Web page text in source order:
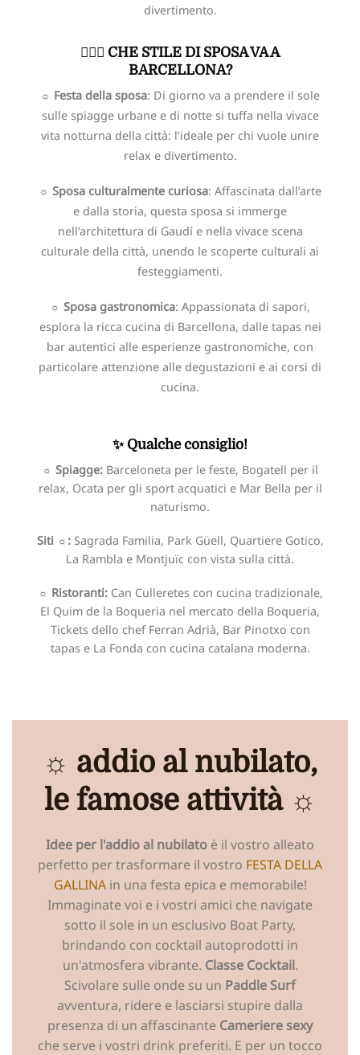
divertimento.
👰🏻‍♀️ CHE STILE DI SPOSA VA A
BARCELLONA?
☼ Festa della sposa: Di giorno va a prendere il sole
sulle spiagge urbane e di notte si tuffa nella vivace
vita notturna della città: l’ideale per chi vuole unire
relax e divertimento.
☼ Sposa culturalmente curiosa: Affascinata dall’arte
e dalla storia, questa sposa si immerge
nell’architettura di Gaudí e nella vivace scena
culturale della città, unendo le scoperte culturali ai
festeggiamenti.
☼ Sposa gastronomica: Appassionata di sapori,
esplora la ricca cucina di Barcellona, dalle tapas nei
bar autentici alle esperienze gastronomiche, con
particolare attenzione alle degustazioni e ai corsi di
cucina.
✨ Qualche consiglio!
☼ Spiagge: Barceloneta per le feste, Bogatell per il
relax, Ocata per gli sport acquatici e Mar Bella per il
naturismo.
Siti ☼:Sagrada Familia, Park Güell, Quartiere Gotico,
La Rambla e Montjuïc con vista sulla città.
☼ Ristoranti:Can Culleretes con cucina tradizionale,
El Quim de la Boqueria nel mercato della Boqueria,
Tickets dello chef Ferran Adrià, Bar Pinotxo con
tapas e La Fonda con cucina catalana moderna.
☼ addio al nubilato,
le famose attività ☼
Idee per l'addio al nubilato è il vostro alleato
perfetto per trasformare il vostro FESTA DELLA
GALLINAin una festa epica e memorabile!
Immaginate voi e i vostri amici che navigate
sotto il sole in un esclusivo Boat Party,
brindando con cocktail autoprodotti in
un'atmosfera vibrante. Classe Cocktail.
Scivolare sulle onde su un Paddle Surf
avventura, ridere e lasciarsi stupire dalla
presenza di un affascinante Cameriere sexy
che serve i vostri drink preferiti. E per un tocco